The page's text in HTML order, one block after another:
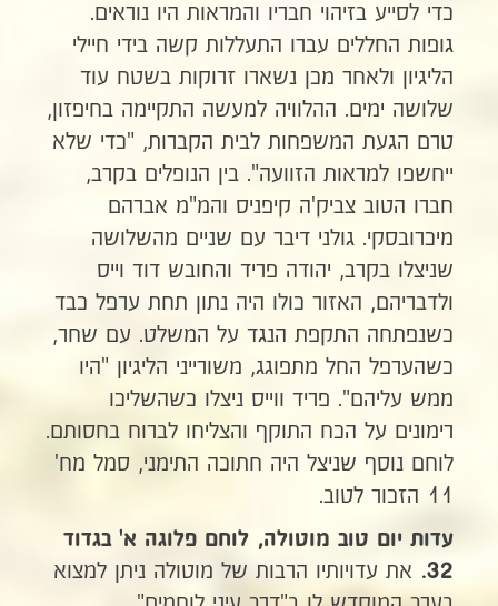
כדי לסייע בזיהוי חבריו והמראות היו נוראים.
גופות החללים עברו התעללות קשה בידי חיילי
הליגיון ולאחר מכן נשארו זרוקות בשטח עוד
שלושה ימים. ההלוויה למעשה התקיימה בחיפזון,
טרם הגעת המשפחות לבית הקברות, "כדי שלא
ייחשפו למראות הזוועה". בין הנופלים בקרב,
חברו הטוב צביק'ה קיפניס והמ"מ אברהם
מיכרובסקי. גולני דיבר עם שניים מהשלושה
שניצלו בקרב, יהודה פריד והחובש דוד וייס
ולדבריהם, האזור כולו היה נתון תחת ערפל כבד
כשנפתחה התקפת הנגד על המשלט. עם שחר,
כשהערפל החל מתפוגג, משורייני הליגיון "היו
ממש עליהם". פריד ווייס ניצלו כשהשליכו
רימונים על הכח התוקף והצליחו לברוח בחסותם.
לוחם נוסף שניצל היה חתוכה התימני, סמל מח'
11 הזכור לטוב.
עדות יום טוב מוטולה, לוחם פלוגה א' בגדוד
32.
את עדויותיו הרבות של מוטולה ניתן למצוא